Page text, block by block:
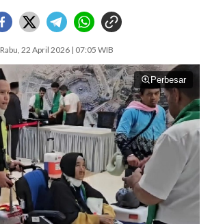
Rabu, 22 April 2026 | 07:05 WIB
Perbesar